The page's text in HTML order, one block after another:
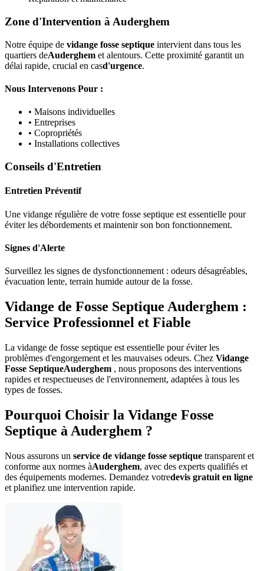
Zone d'Intervention à Auderghem
Notre équipe de vidange fosse septique intervient dans tous les
quartiers deAuderghem et alentours. Cette proximité garantit un
délai rapide, crucial en casd'urgence.
Nous Intervenons Pour :
• Maisons individuelles
• Entreprises
• Copropriétés
• Installations collectives
Conseils d'Entretien
Entretien Préventif
Une vidange régulière de votre fosse septique est essentielle pour
éviter les débordements et maintenir son bon fonctionnement.
Signes d'Alerte
Surveillez les signes de dysfonctionnement : odeurs désagréables,
évacuation lente, terrain humide autour de la fosse.
Vidange de Fosse Septique Auderghem :
Service Professionnel et Fiable
La vidange de fosse septique est essentielle pour éviter les
problèmes d'engorgement et les mauvaises odeurs. Chez Vidange
Fosse SeptiqueAuderghem , nous proposons des interventions
rapides et respectueuses de l'environnement, adaptées à tous les
types de fosses.
Pourquoi Choisir la Vidange Fosse
Septique à Auderghem ?
Nous assurons un service de vidange fosse septique transparent et
conforme aux normes àAuderghem, avec des experts qualifiés et
des équipements modernes. Demandez votredevis gratuit en ligne
et planifiez une intervention rapide.